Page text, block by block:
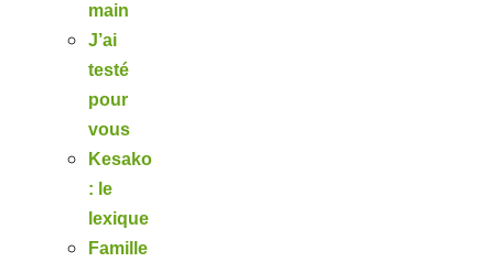
main
J’ai
testé
pour
vous
Kesako
: le
lexique
Famille